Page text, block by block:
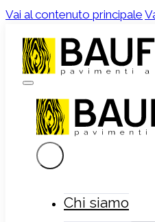
Vai al contenuto principale
Chi siamo